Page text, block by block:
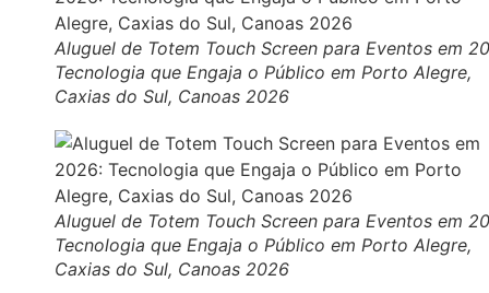
Aluguel de Totem Touch Screen para Eventos em
Tecnologia que Engaja o Público em Porto Alegre,
Caxias do Sul, Canoas 2026
Aluguel de Totem Touch Screen para Eventos em
Tecnologia que Engaja o Público em Porto Alegre,
Caxias do Sul, Canoas 2026